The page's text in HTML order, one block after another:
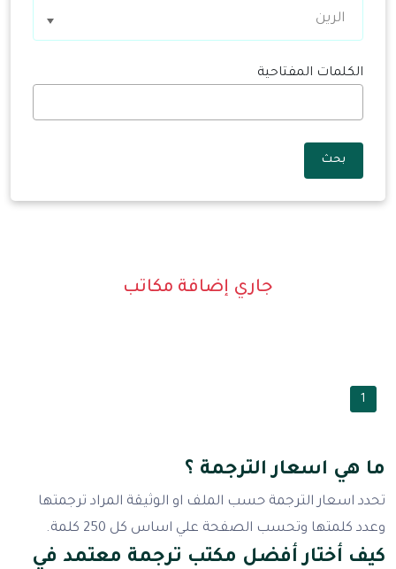
الرين
الكلمات المفتاحية
بحث
جاري إضافة مكاتب
1
ما هي اسعار الترجمة ؟
تحدد اسعار الترجمة حسب الملف او الوثيقة المراد ترجمتها
وعدد كلمتها وتحسب الصفحة علي اساس كل 250 كلمة.
كيف أختار أفضل مكتب ترجمة معتمد في